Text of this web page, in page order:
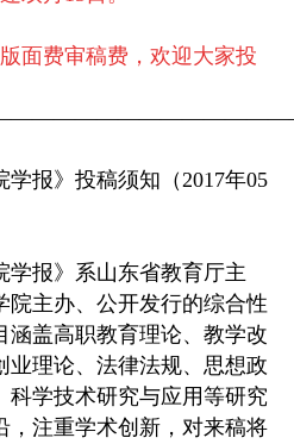
面费审稿费，欢迎大家投
学报》投稿须知（2017年05
学报》系山东省教育厅主
院主办、公开发行的综合性
涵盖高职教育理论、教学改
业理论、法律法规、思想政
科学技术研究与应用等研究
，注重学术创新，对来稿将